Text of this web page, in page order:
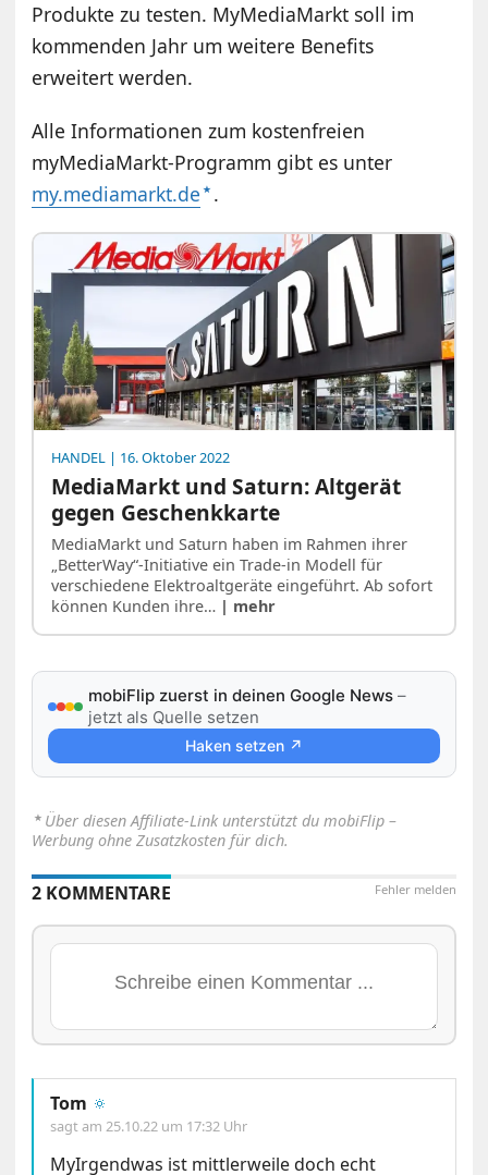
Produkte zu testen. MyMediaMarkt soll im
kommenden Jahr um weitere Benefits
erweitert werden.
Alle Informationen zum kostenfreien
myMediaMarkt-Programm gibt es unter
my.mediamarkt.de .
HANDEL | 16. Oktober 2022
MediaMarkt und Saturn: Altgerät
gegen Geschenkkarte
MediaMarkt und Saturn haben im Rahmen ihrer
„BetterWay“-Initiative ein Trade-in Modell für
verschiedene Elektroaltgeräte eingeführt. Ab sofort
können Kunden ihre… | mehr
mobiFlip zuerst in deinen Google News –
jetzt als Quelle setzen
Haken setzen ↗
⋆ Über diesen Affiliate-Link unterstützt du mobiFlip –
Werbung ohne Zusatzkosten für dich.
Fehler melden
2 KOMMENTARE
Tom 🔅
sagt am25.10.22 um 17:32 Uhr
MyIrgendwas ist mittlerweile doch echt